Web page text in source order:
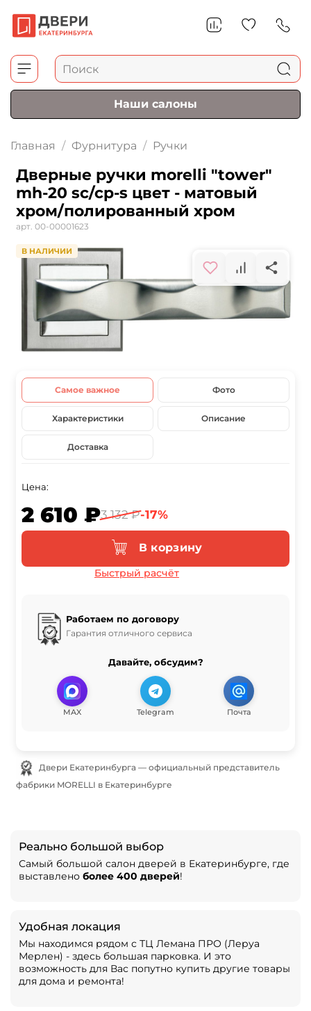
Наши салоны
Главная Фурнитура Ручки
Дверные ручки morelli "tower"
mh-20 sc/cp-s цвет - матовый
хром/полированный хром
арт. 00-00001623
В НАЛИЧИИ
Самое важное Фото
Характеристики Описание
Доставка
Цена:
2 610 ₽3 132 ₽-17%
В корзину
Быстрый расчёт
Работаем по договору
Гарантия отличного сервиса
Давайте, обсудим?
MAX Telegram Почта
фабрики MORELLI в Екатеринбурге
Реально большой выбор
Самый большой салон дверей в Екатеринбурге, где
выставлено более 400 дверей!
Удобная локация
Мы находимся рядом с ТЦ Лемана ПРО (Леруа
Мерлен) - здесь большая парковка. И это
возможность для Вас попутно купить другие товары
для дома и ремонта!